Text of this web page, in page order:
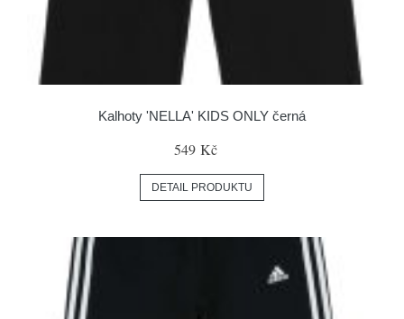
Kalhoty 'NELLA' KIDS ONLY černá
549 Kč
DETAIL PRODUKTU